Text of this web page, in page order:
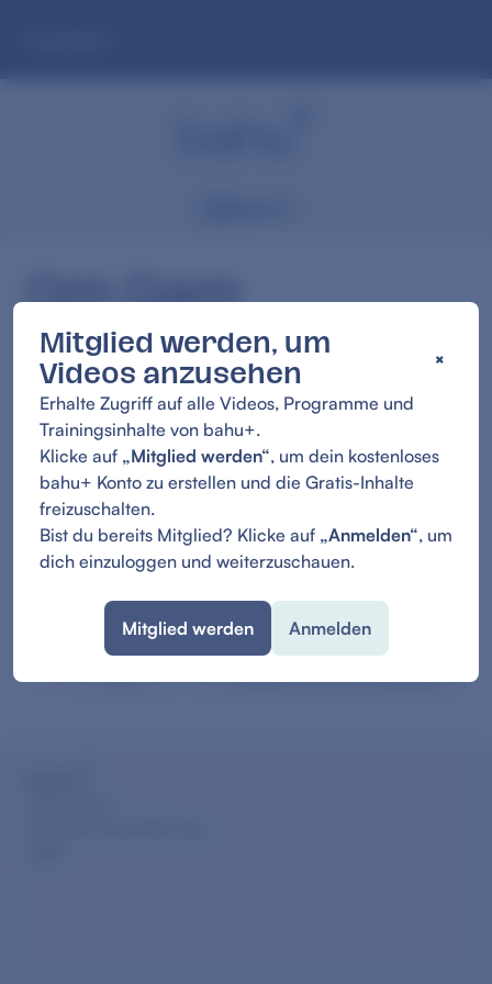
Om Gam
Ganapataye
Namaha 10:28
Mitglied werden, um
Videos anzusehen
×
Erhalte Zugriff auf alle Videos, Programme und
Trainingsinhalte von bahu+.
Klicke auf „Mitglied werden“, um dein kostenloses
bahu+ Konto zu erstellen und die Gratis-Inhalte
freizuschalten.
Bist du bereits Mitglied? Klicke auf „Anmelden“, um
dich einzuloggen und weiterzuschauen.
Mitglied werden Anmelden